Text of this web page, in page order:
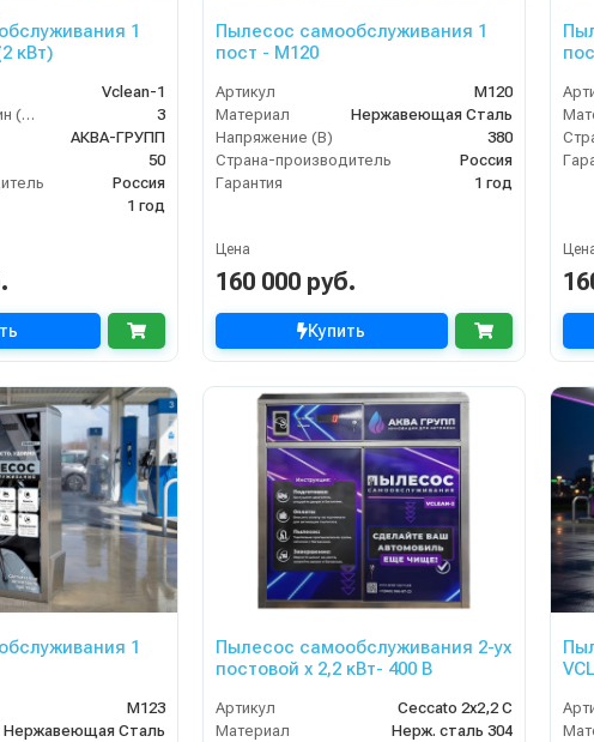
1
(2 кВт)
Vclean-1
Количество турбин (шт)
3
АКВА-ГРУПП
50
Россия
1 год
Пылесос самообслуживания 1
пост - М120
Артикул
М120
Материал
Нержавеющая Сталь
Напряжение (В)
380
Страна-производитель
Россия
Гарантия
1 год
Цена
160 000 руб.
Купить
1
М123
Нержавеющая Сталь
Пылесос самообслуживания 2-ух
постовой x 2,2 кВт- 400 В
Артикул
Ceccato 2х2,2 С
Материал
Нерж. сталь 304